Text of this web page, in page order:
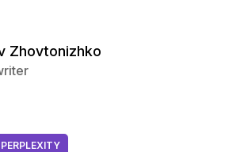
Zhovtonizhko
PERPLEXITY